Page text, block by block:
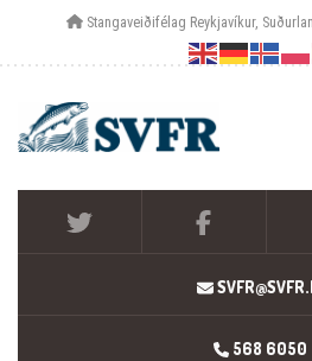
Stangaveiðifélag Reykjavíkur,
568 6050